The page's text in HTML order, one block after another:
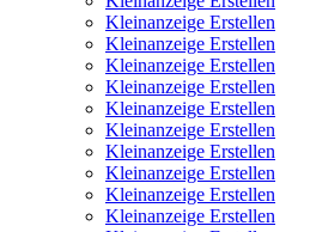
Kleinanzeige Erstellen
Kleinanzeige Erstellen
Kleinanzeige Erstellen
Kleinanzeige Erstellen
Kleinanzeige Erstellen
Kleinanzeige Erstellen
Kleinanzeige Erstellen
Kleinanzeige Erstellen
Kleinanzeige Erstellen
Kleinanzeige Erstellen